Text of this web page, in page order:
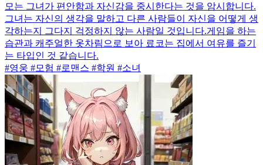
모는 그녀가 편안함과 자신감을 중시한다는 것을 암시합니다.
그녀는 자신의 생각을 말하고 다른 사람들이 자신을 어떻게 생
각하는지 그다지 걱정하지 않는 사람일 것입니다.게임을 하는
습관과 캐주얼한 옷차림으로 보아 료코는 집에서 여유를 즐기
는 타입인 것 같습니다.
#영웅 #모험 #로맨스 #학원 #소녀